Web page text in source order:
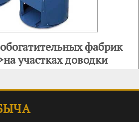
фабрик
участках доводки